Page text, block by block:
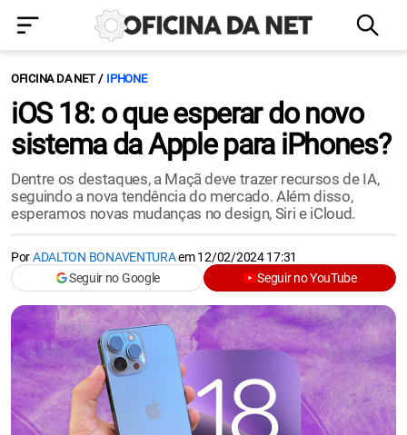
OFICINA DA NET IPHONE
iOS 18: o que esperar do novo
sistema da Apple para iPhones?
Dentre os destaques, a Maçã deve trazer recursos de IA,
seguindo a nova tendência do mercado. Além disso,
esperamos novas mudanças no design, Siri e iCloud.
PorADALTON BONAVENTURAem12/02/2024 17:31
Seguir no Google
Seguir no YouTube